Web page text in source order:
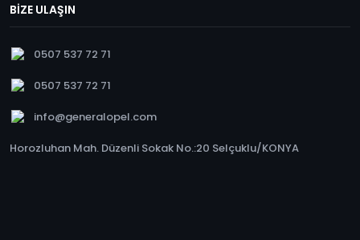
BİZE ULAŞIN
0507 537 72 71
0507 537 72 71
info@generalopel.com
Horozluhan Mah. Düzenli Sokak No.:20 Selçuklu/KONYA